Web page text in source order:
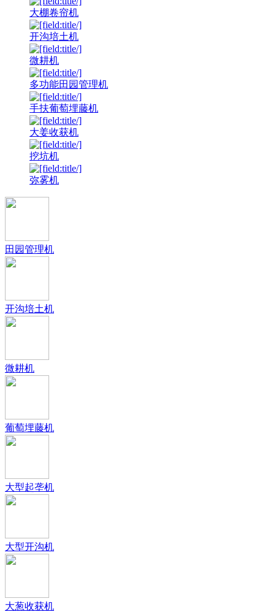
大棚卷帘机
开沟培土机
微耕机
多功能田园管理机
手扶葡萄埋藤机
大姜收获机
挖坑机
弥雾机
田园管理机
开沟培土机
微耕机
葡萄埋藤机
大型起垄机
大型开沟机
大葱收获机